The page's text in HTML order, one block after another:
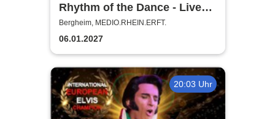
Rhythm of the Dance - Live
2027
Bergheim, MEDIO.RHEIN.ERFT.
06.01.2027
20:03 Uhr